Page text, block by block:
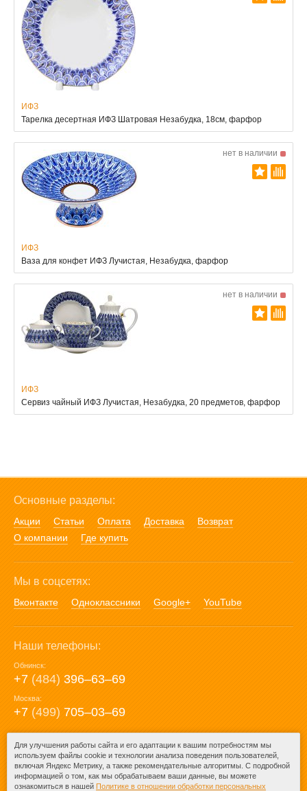
ИФЗ
Тарелка десертная ИФЗ Шатровая Незабудка, 18см, фарфор
нет в наличии
ИФЗ
Ваза для конфет ИФЗ Лучистая, Незабудка, фарфор
нет в наличии
ИФЗ
Сервиз чайный ИФЗ Лучистая, Незабудка, 20 предметов, фарфор
Основные разделы:
Акции Статьи Оплата Доставка
Возврат
О компании
Где купить
Мы в соцсетях:
Вконтакте Одноклассники Google+ YouTube
Наши телефоны:
Обнинск:
+7 (484) 396‒63‒69
Москва:
+7 (499) 705‒03‒69
E-mail:
mail@posuda40.ru
Для улучшения работы сайта и его адаптации к вашим потребностям мы
используем файлы cookie и технологии анализа поведения пользователей,
включая Яндекс Метрику, а также рекомендательные алгоритмы. С подробной
информацией о том, как мы обрабатываем ваши данные, вы можете
ознакомиться в нашей Политике в отношении обработки персональных